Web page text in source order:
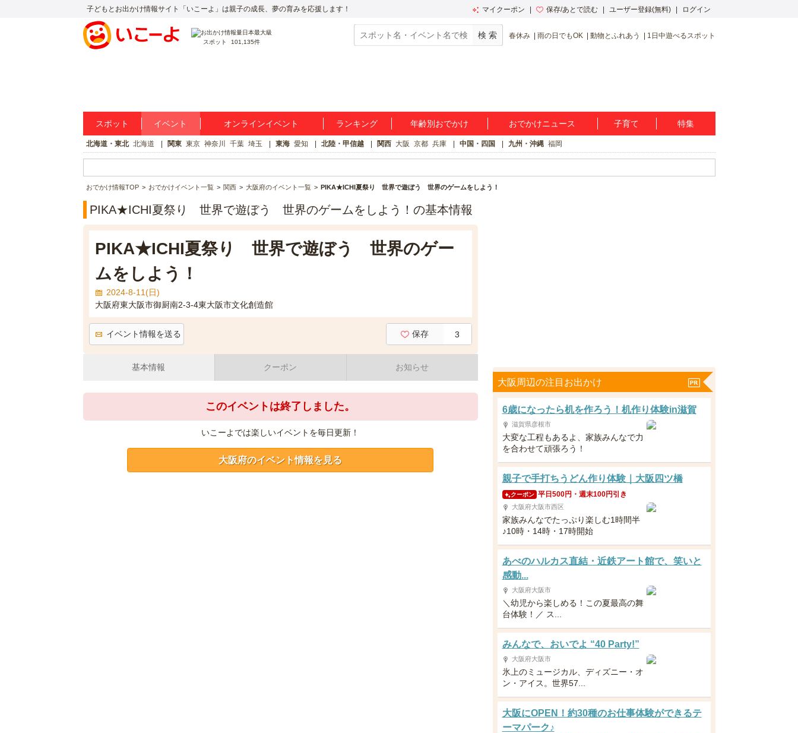
子どもとお出かけ情報サイト「いこーよ」は親子の成長、夢の育みを応援します！ マイクーポン 保存/あとで読む ユーザー登録(無料) ログイン
スポット 101,135件
春休み 雨の日でもOK 動物とふれあう 1日中遊べるスポット
スポット イベント オンラインイベント ランキング 年齢別おでかけ おでかけニュース 子育て 特集
北海道・東北 北海道 関東 東京 神奈川 千葉 埼玉 東海 愛知 北陸・甲信越 関西 大阪 京都 兵庫 中国・四国 九州・沖縄 福岡
おでかけ情報TOP おでかけイベント一覧 関西 大阪府のイベント一覧 PIKA★ICHI夏祭り 世界で遊ぼう 世界のゲームをしよう！
PIKA★ICHI夏祭り 世界で遊ぼう 世界のゲームをしよう！の基本情報
PIKA★ICHI夏祭り 世界で遊ぼう 世界のゲー
ムをしよう！
2024-8-11(日)
大阪府東大阪市御厨南2-3-4東大阪市文化創造館
イベント情報を送る 保存 3
基本情報 クーポン お知らせ
このイベントは終了しました。
いこーよでは楽しいイベントを毎日更新！
大阪府のイベント情報を見る
大阪周辺の注目お出かけ
6歳になったら机を作ろう！机作り体験in滋賀
滋賀県彦根市
大変な工程もあるよ、家族みんなで力
を合わせて頑張ろう！
親子で手打ちうどん作り体験｜大阪四ツ橋
クーポン 平日500円・週末100円引き
大阪府大阪市西区
家族みんなでたっぷり楽しむ1時間半
♪10時・14時・17時開始
あべのハルカス直結・近鉄アート館で、笑いと
感動...
大阪府大阪市
＼幼児から楽しめる！この夏最高の舞
台体験！／ ス...
みんなで、おいでよ “40 Party!”
大阪府大阪市
氷上のミュージカル、ディズニー・オ
ン・アイス。世界57...
大阪にOPEN！約30種のお仕事体験ができるテ
ーマパーク♪